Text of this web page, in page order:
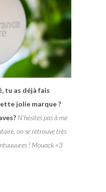
tu as déjà fais
jolie marque ?
N’hésites pas à me
on se retrouve très
! Mouack <3